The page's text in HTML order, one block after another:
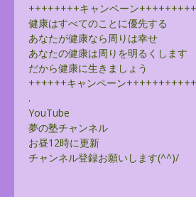
++++++++キャンペーン
健康はすべてのことに優先する
あなたが健康なら周りは幸せ
あなたの健康は周りを明るくします
だから健康に生きましょう
++++++キャンペーン
.
YouTube
夢の塾チャンネル
お昼12時に更新
チャンネル登録お願いします(^^)/